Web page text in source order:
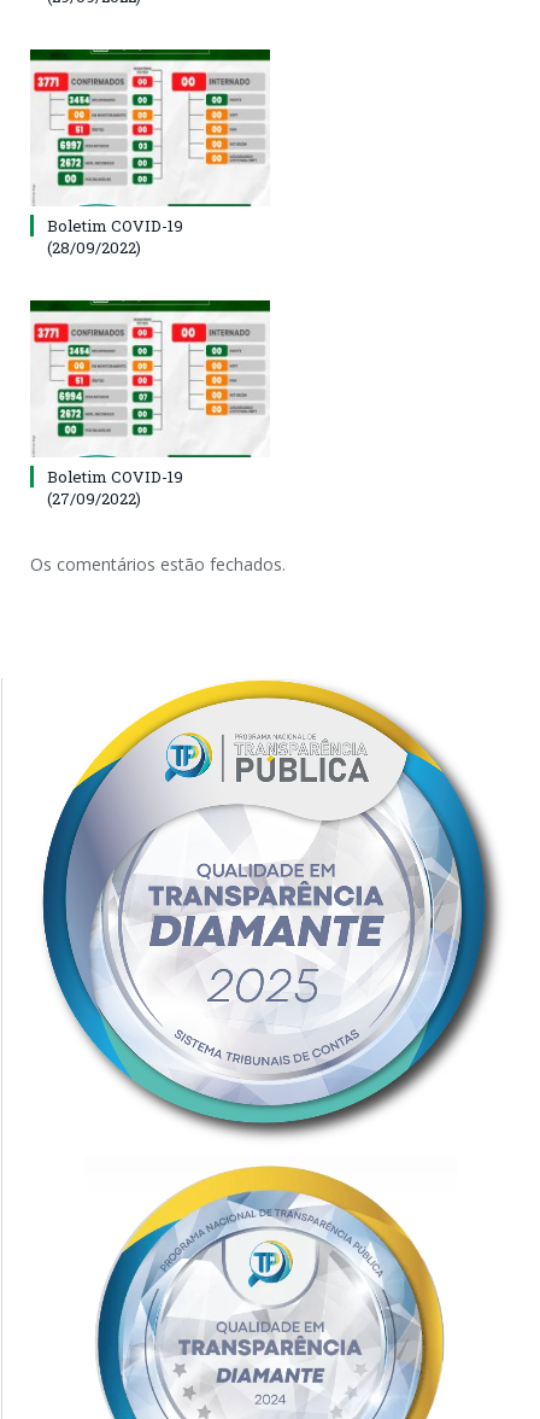
Boletim COVID-19
(28/09/2022)
Boletim COVID-19
(27/09/2022)
Os comentários estão fechados.